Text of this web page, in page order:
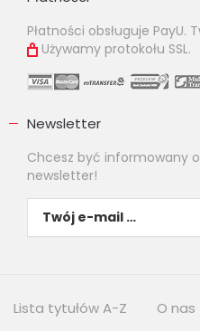
Płatności obsługuje PayU.
Używamy protokołu SSL.
Newsletter
Chcesz być informowany
newsletter!
Lista tytułów A-Z O nas